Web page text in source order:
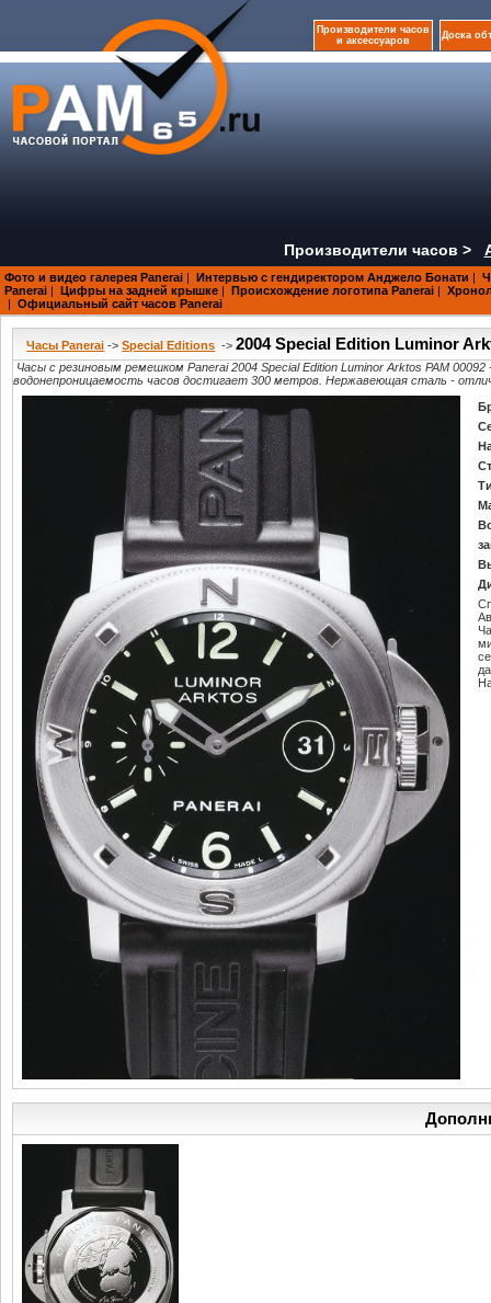
Производители часов
и аксессуаров
Доска
Производители часов >
Фото и видео галерея Panerai | Интервью с гендиректором Анджело Бонати |
Panerai | Цифры на задней крышке | Происхождение логотипа Panerai |
| Официальный сайт часов Panerai
Часы Panerai ->Special Editions ->2004 Special Edition Luminor
Часы с резиновым ремешком Panerai 2004 Special Edition Luminor Arktos PAM
водонепроницаемость часов достигает 300 метров. Нержавеющая сталь -